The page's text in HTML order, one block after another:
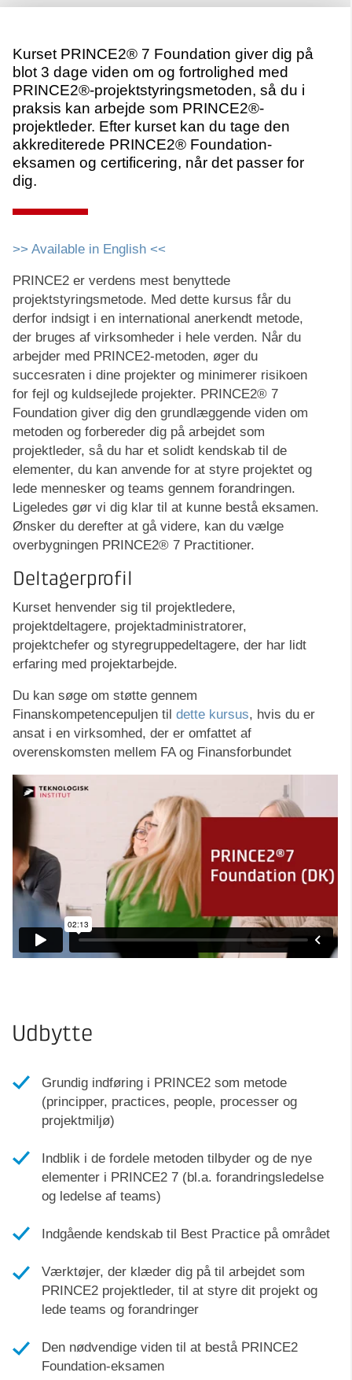
Kurset PRINCE2® 7 Foundation giver dig på
blot 3 dage viden om og fortrolighed med
PRINCE2®-projektstyringsmetoden, så du i
praksis kan arbejde som PRINCE2®-
projektleder. Efter kurset kan du tage den
akkrediterede PRINCE2® Foundation-
eksamen og certificering, når det passer for
dig.
>> Available in English <<
PRINCE2 er verdens mest benyttede
projektstyringsmetode. Med dette kursus får du
derfor indsigt i en international anerkendt metode,
der bruges af virksomheder i hele verden. Når du
arbejder med PRINCE2-metoden, øger du
succesraten i dine projekter og minimerer risikoen
for fejl og kuldsejlede projekter. PRINCE2® 7
Foundation giver dig den grundlæggende viden om
metoden og forbereder dig på arbejdet som
projektleder, så du har et solidt kendskab til de
elementer, du kan anvende for at styre projektet og
lede mennesker og teams gennem forandringen.
Ligeledes gør vi dig klar til at kunne bestå eksamen.
Ønsker du derefter at gå videre, kan du vælge
overbygningen PRINCE2® 7 Practitioner.
Deltagerprofil
Kurset henvender sig til projektledere,
projektdeltagere, projektadministratorer,
projektchefer og styregruppedeltagere, der har lidt
erfaring med projektarbejde.
Du kan søge om støtte gennem
Finanskompetencepuljen til dette kursus, hvis du er
ansat i en virksomhed, der er omfattet af
overenskomsten mellem FA og Finansforbundet
Udbytte
Grundig indføring i PRINCE2 som metode
(principper, practices, people, processer og
projektmiljø)
Indblik i de fordele metoden tilbyder og de nye
elementer i PRINCE2 7 (bl.a. forandringsledelse
og ledelse af teams)
Indgående kendskab til Best Practice på området
Værktøjer, der klæder dig på til arbejdet som
PRINCE2 projektleder, til at styre dit projekt og
lede teams og forandringer
Den nødvendige viden til at bestå PRINCE2
Foundation-eksamen